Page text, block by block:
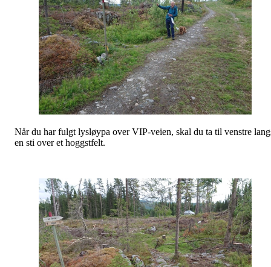
Når du har fulgt lysløypa over VIP-veien, skal du ta til venstre
en sti over et hoggstfelt.